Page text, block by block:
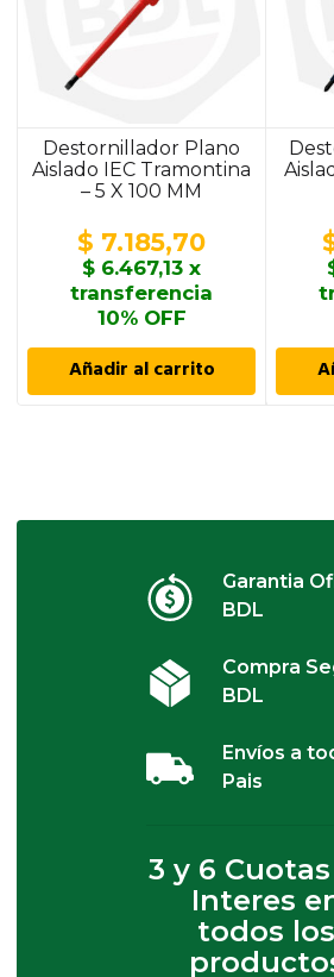
Destornillador Plano
Aislado IEC Tramontina
– 5 X 100 MM
$ 7.185,70
$ 6.467,13 x
transferencia
10% OFF
Añadir al carrito
Garantia
BDL
Compra
BDL
Envíos a
Pais
3 y 6
Interes
todos los